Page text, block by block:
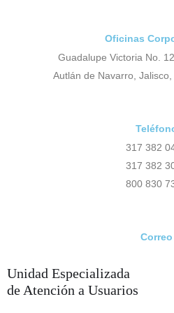
Oficinas
Guadalupe Victoria No.
Autlán de Navarro,
317 382
317 382
800 830
Correo
Unidad Especializada
de Atención a Usuarios